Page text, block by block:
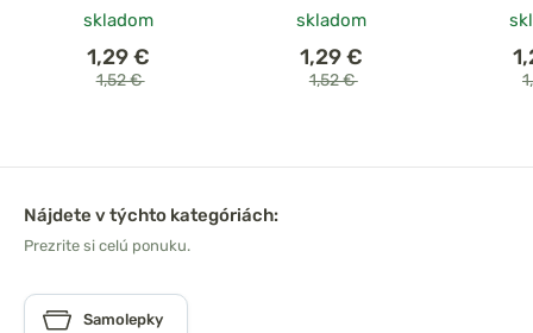
skladom
1,29 €
1,52 €
skladom
1,29 €
1,52 €
Nájdete v týchto kategóriách:
Prezrite si celú ponuku.
Samolepky